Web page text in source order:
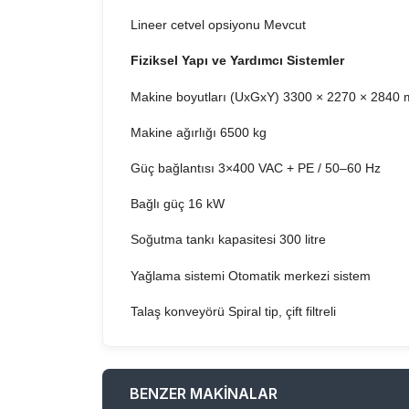
Lineer cetvel opsiyonu Mevcut
Fiziksel Yapı ve Yardımcı Sistemler
Makine boyutları (UxGxY) 3300 × 2270 × 2840
Makine ağırlığı 6500 kg
Güç bağlantısı 3×400 VAC + PE / 50–60 Hz
Bağlı güç 16 kW
Soğutma tankı kapasitesi 300 litre
Yağlama sistemi Otomatik merkezi sistem
Talaş konveyörü Spiral tip, çift filtreli
BENZER MAKİNALAR